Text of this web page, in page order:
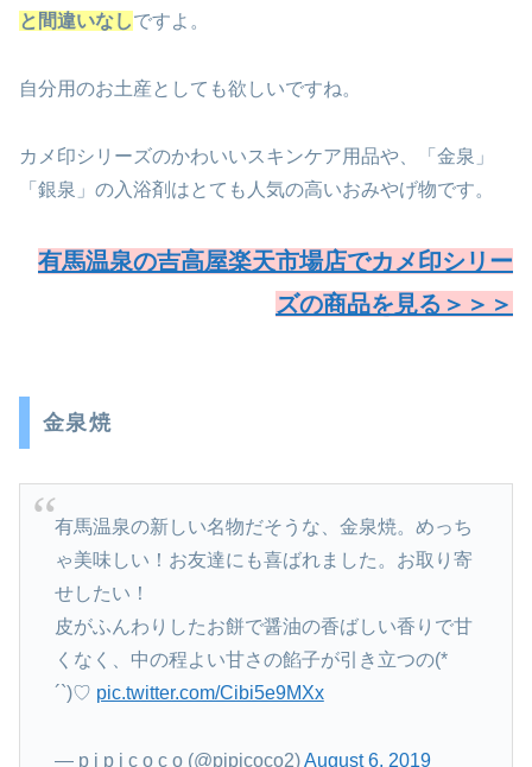
と間違いなしですよ。
自分用のお土産としても欲しいですね。
カメ印シリーズのかわいいスキンケア用品や、「金泉」
「銀泉」の入浴剤はとても人気の高いおみやげ物です。
有馬温泉の吉高屋楽天市場店でカメ印シリー
ズの商品を見る＞＞＞
金泉焼
有馬温泉の新しい名物だそうな、金泉焼。めっち
ゃ美味しい！お友達にも喜ばれました。お取り寄
せしたい！
皮がふんわりしたお餅で醤油の香ばしい香りで甘
くなく、中の程よい甘さの餡子が引き立つの(*
´`)♡ pic.twitter.com/Cibi5e9MXx
— p i p i c o c o (@pipicoco2)August 6, 2019